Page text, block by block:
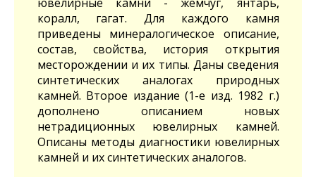
коралл, гагат. Для каждого камня
приведены минералогическое описание,
состав, свойства, история открытия
месторождении и их типы. Даны сведения
синтетических аналогах природных
камней. Второе издание (1-е изд. 1982 г.)
дополнено описанием новых
нетрадиционных ювелирных камней.
Описаны методы диагностики ювелирных
камней и их синтетических аналогов.